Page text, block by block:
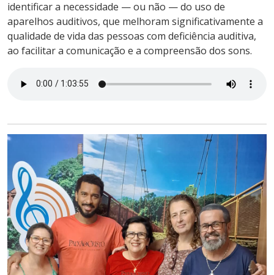
identificar a necessidade — ou não — do uso de
aparelhos auditivos, que melhoram significativamente a
qualidade de vida das pessoas com deficiência auditiva,
ao facilitar a comunicação e a compreensão dos sons.